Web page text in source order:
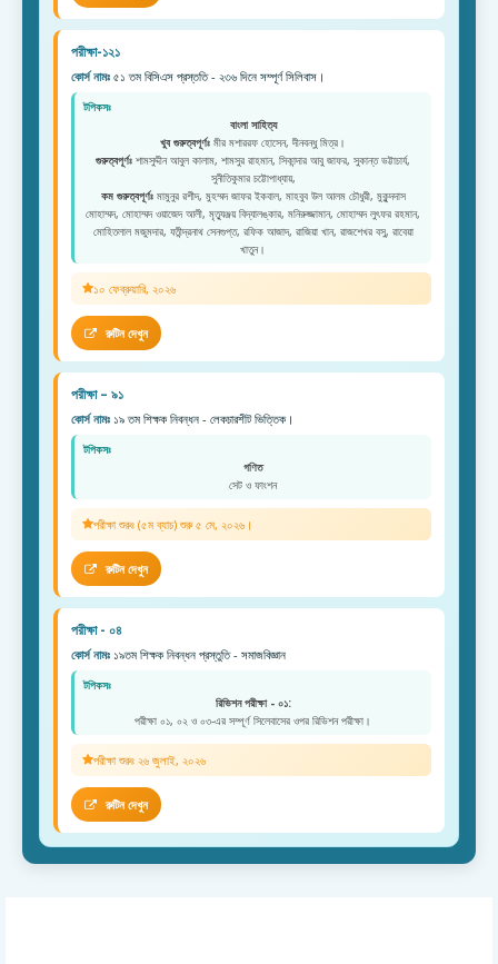
পরীক্ষা-১২১
কোর্স নামঃ ৫১ তম বিসিএস প্রস্ততি - ২৩৬ দিনে সম্পূর্ণ সিলিবাস।
টপিকসঃ
বাংলা সাহিত্য
খুব গুরুত্বপূর্ণঃ মীর মশাররফ হোসেন, দীনবন্ধু মিত্র।
গুরুত্বপূর্ণঃ শামসুদ্দীন আবুল কালাম, শামসুর রাহমান, সিকান্দার আবু জাফর, সুকান্ত ভট্টাচার্য,
সুনীতিকুমার চট্টোপাধ্যায়,
কম গুরুত্বপূর্ণঃমামুনুর রশীদ, মুহম্মদ জাফর ইকবাল, মাহবুব উল আলম চৌধুরী, মুকুন্দদাস
মোহাম্মদ, মোহাম্মদ ওয়াজেদ আলী, মৃত্যুঞ্জয় বিদ্যালঙ্কার, মনিরুজ্জামান, মোহাম্মদ লুৎফর রহমান,
মোহিতলাল মজুমদার, যতীন্দ্রনাথ সেনগুপ্ত, রফিক আজাদ, রাজিয়া খান, রাজশেখর বসু, রাবেয়া
খাতুন।
১০ ফেব্রুয়ারি, ২০২৬
রুটিন দেখুন
পরীক্ষা – ৯১
কোর্স নামঃ ১৯ তম শিক্ষক নিবন্ধন - লেকচারশীট ভিত্তিক।
টপিকসঃ
গণিত
সেট ও ফাংশন
পরীক্ষা শুরুঃ (৫ম ব্যাচ) শুরু ৫ মে, ২০২৬।
রুটিন দেখুন
পরীক্ষা - ০৪
কোর্স নামঃ ১৯তম শিক্ষক নিবন্ধন প্রস্তুতি - সমাজবিজ্ঞান
টপিকসঃ
রিভিশন পরীক্ষা - ০১:
পরীক্ষা ০১, ০২ ও ০৩-এর সম্পূর্ণ সিলেবাসের ওপর রিভিশন পরীক্ষা।
পরীক্ষা শুরুঃ ২৬ জুলাই, ২০২৬
রুটিন দেখুন